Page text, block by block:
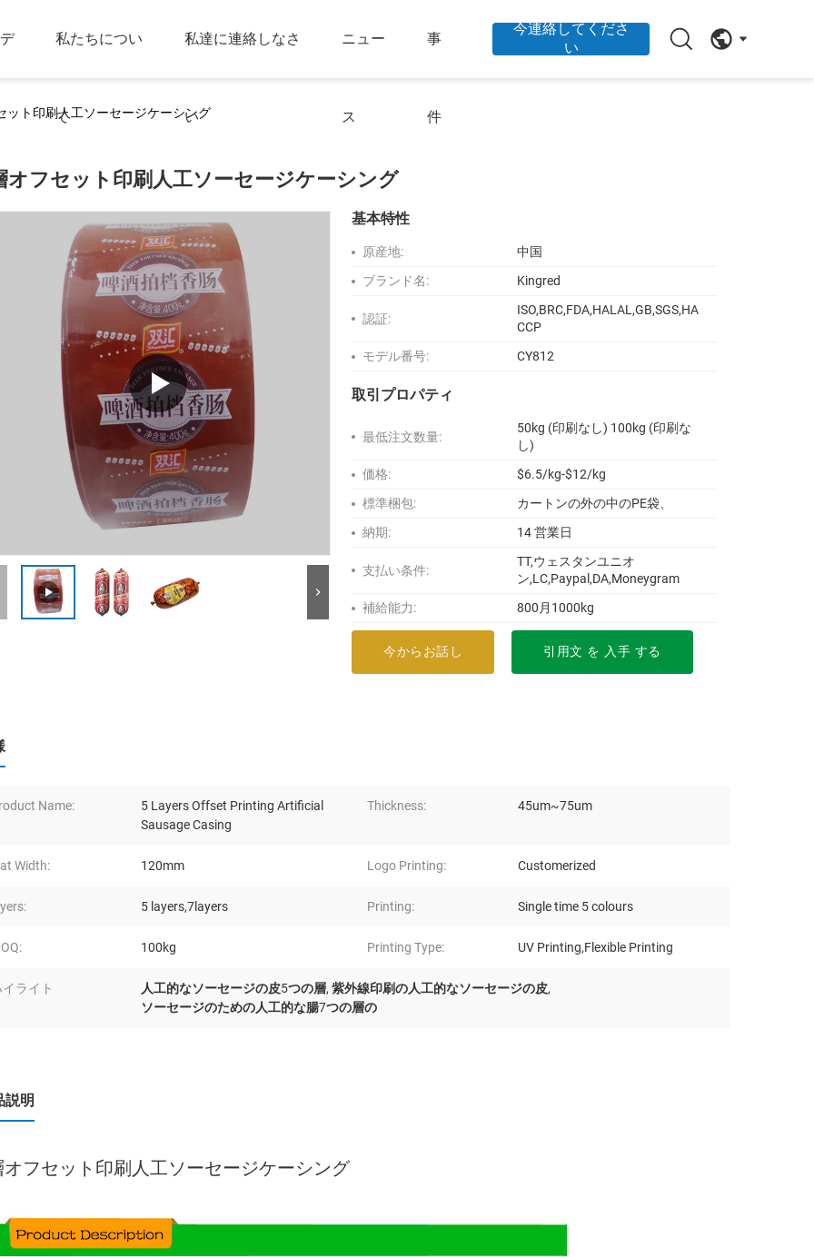
私たちについ
て
私達に連絡しなさ
い
ニュー
ス
事
件
今連絡してくださ
い
ット印刷人工ソーセージケーシング
オフセット印刷人工ソーセージケーシング
基本特性
原産地:
中国
ブランド名:
Kingred
認証:
ISO,BRC,FDA,HALAL,GB,SGS,HA
CCP
モデル番号:
CY812
取引プロパティ
最低注文数量:
50kg (印刷なし) 100kg (印刷な
し)
価格:
$6.5/kg-$12/kg
標準梱包:
カートンの外の中のPE袋、
納期:
14 営業日
支払い条件:
TT,ウェスタンユニオ
ン,LC,Paypal,DA,Moneygram
補給能力:
800月1000kg
今からお話し 引用文 を 入手 する
Name:
5 Layers Offset Printing Artificial
Sausage Casing
Thickness: 45um~75um
Width: 120mm Logo Printing: Customerized
5 layers,7layers Printing: Single time 5 colours
100kg Printing Type: UV Printing,Flexible Printing
ライト 人工的なソーセージの皮5つの層, 紫外線印刷の人工的なソーセージの皮,
ソーセージのための人工的な腸7つの層の
説明
オフセット印刷人工ソーセージケーシング